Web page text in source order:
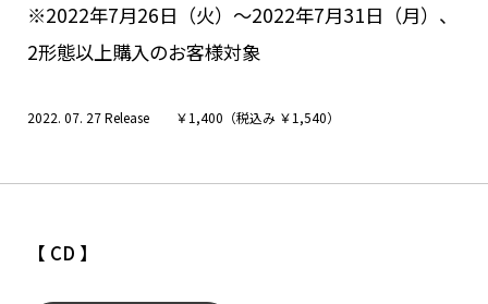
※2022年7月26日（火）〜2022年7月31日（月）、
2形態以上購入のお客様対象
2022. 07. 27 Release ￥1,400（税込み ￥1,540）
【 CD 】